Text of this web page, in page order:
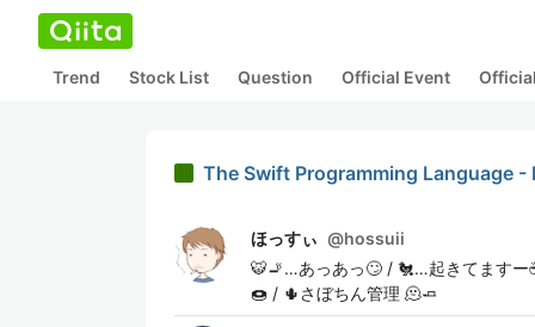
Trend Stock List Question Official Event
The Swift Programming Language -
ほっすぃ @hossuii
🐯🚬…あっあっ🙄 / 🐔…起きてますー
🍩 / 🌵さぼちん管理 🫠🧈